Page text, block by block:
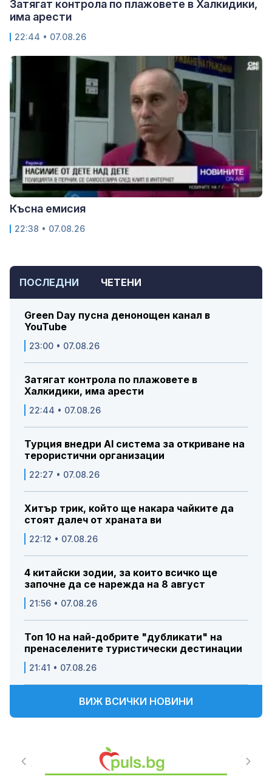
ПОСЛЕДНИ ЧЕТЕНИ
Green Day пусна денонощен канал в
YouTube
23:00 • 07.08.26
Затягат контрола по плажовете в
Халкидики, има арести
22:44 • 07.08.26
Турция внедри AI система за откриване на
терористични организации
22:27 • 07.08.26
Хитър трик, който ще накара чайките да
стоят далеч от храната ви
22:12 • 07.08.26
4 китайски зодии, за които всичко ще
започне да се нарежда на 8 август
21:56 • 07.08.26
Топ 10 на най-добрите "дубликати" на
пренаселените туристически дестинации
21:41 • 07.08.26
ВИЖ ВСИЧКИ НОВИНИ
Затягат контрола по плажовете в Халкидики,
има арести
22:44 • 07.08.26
Късна емисия
22:38 • 07.08.26